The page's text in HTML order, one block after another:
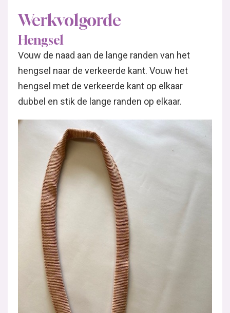
Werkvolgorde
Hengsel
Vouw de naad aan de lange randen van het
hengsel naar de verkeerde kant. Vouw het
hengsel met de verkeerde kant op elkaar
dubbel en stik de lange randen op elkaar.